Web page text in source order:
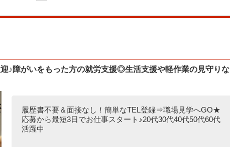
♪障がいをもった方の就労支援◎生活支援や軽作業の見守りな
履歴書不要＆面接なし！簡単なTEL登録⇒職場見学へGO★
応募から最短3日でお仕事スタート♪20代30代40代50代60代
活躍中